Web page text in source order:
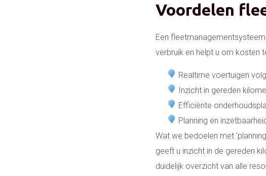
Voordelen
Een
verbruik en helpt u om kosten
Realtime voertuigen
Inzicht in gereden
Efficiënte
Planning en
Wat we bedoelen met
geeft u inzicht in de gereden
duidelijk overzicht van alle